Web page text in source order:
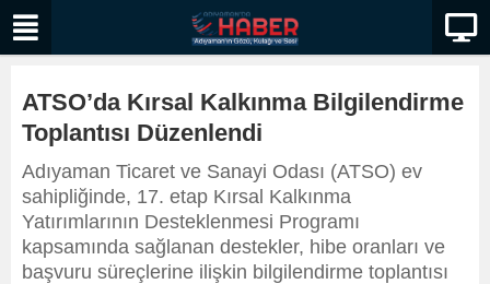
ATSO’da Kırsal Kalkınma Bilgilendirme
Toplantısı Düzenlendi
Adıyaman Ticaret ve Sanayi Odası (ATSO) ev
sahipliğinde, 17. etap Kırsal Kalkınma
Yatırımlarının Desteklenmesi Programı
kapsamında sağlanan destekler, hibe oranları ve
başvuru süreçlerine ilişkin bilgilendirme toplantısı